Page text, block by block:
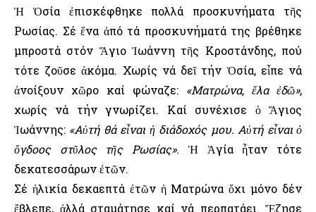
Ἡ Ὁσία ἐπισκέφθηκε πολλά προσκυνήματα τῆς
Ρωσίας. Σέ ἕνα ἀπό τά προσκυνήματά της βρέθηκε
μπροστά στόν Ἅγιο Ἰωάννη τῆς Κροστάνδης, πού
τότε ζοῦσε ἀκόμα. Χωρίς νά δεῖ τήν Ὁσία, εἶπε νά
ἀνοίξουν χῶρο καί φώναζε: «Ματρώνα, ἔλα ἐδῶ»,
χωρίς νά τήν γνωρίζει. Καί συνέχισε ὁ Ἅγιος
Ἰωάννης: «Αὐτή θά εἶναι ἡ διάδοχός μου. Αὐτή εἶναι ὁ
ὄγδοος στῦλος τῆς Ρωσίας». Ἡ Ἁγία ἦταν τότε
δεκατεσσάρων ἐτῶν.
Σέ ἡλικία δεκαεπτά ἐτῶν ἡ Ματρώνα ὄχι μόνο δέν
ἔβλεπε, ἀλλά σταμάτησε καί νά περπατάει. Ἔζησε